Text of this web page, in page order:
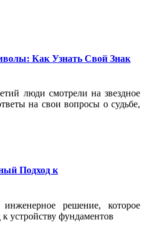
Как Узнать Свой Знак
люди смотрели на звездное
на свои вопросы о судьбе,
Подход к
решение, которое
устройству фундаментов